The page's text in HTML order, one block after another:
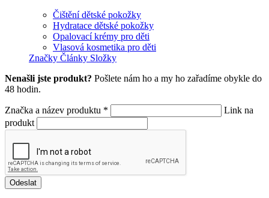
Čištění dětské pokožky
Hydratace dětské pokožky
Opalovací krémy pro děti
Vlasová kosmetika pro děti
Značky Články Složky
Nenašli jste produkt? Pošlete nám ho a my ho zařadíme obykle do
48 hodin.
Značka a název produktu *
Link na
produkt
Odeslat